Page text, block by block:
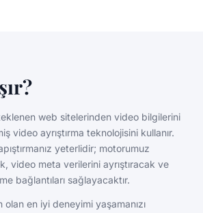
web sitelerinden video bilgilerini
video ayrıştırma teknolojisini kullanır.
yeterlidir; motorumuz
video meta verilerini ayrıştıracak ve
bağlantıları sağlayacaktır.
en iyi deneyimi yaşamanızı